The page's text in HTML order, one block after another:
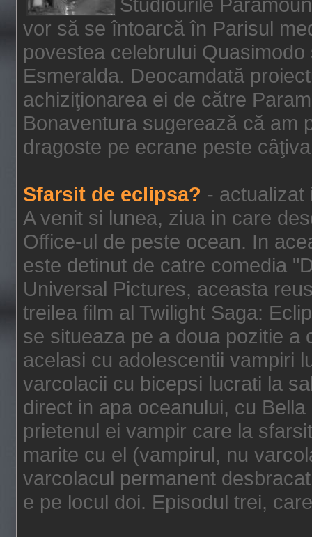
vor să se întoarcă în Parisul
povestea celebrului
Esmeralda. Deocamdată
achiziţionarea ei de către
Bonaventura sugerează că am
dragoste pe ecrane peste
Sfarsit de eclipsa? - actualizat
A venit si lunea, ziua in care
Office-ul de peste ocean. In
este detinut de catre comedia
Universal Pictures, aceasta
treilea film al Twilight Saga:
se situeaza pe a doua pozitie a
acelasi cu adolescentii vampiri
varcolacii cu bicepsi lucrati la
direct in apa oceanului, cu
prietenul ei vampir care la
marite cu el (vampirul, nu
varcolacul permanent
e pe locul doi. Episodul trei,